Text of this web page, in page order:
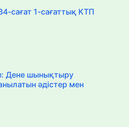
сағат 1-сағаттық КТП
Дене шынықтыру
әдістер мен